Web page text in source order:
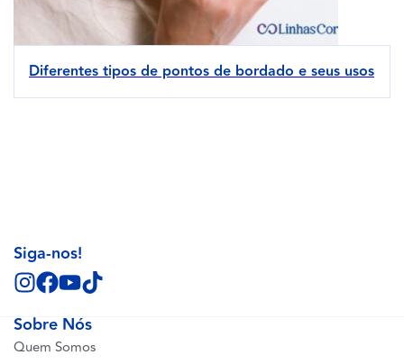
Diferentes tipos de pontos de bordado e seus usos
Sobre Nós
Quem Somos
Siga-nos!